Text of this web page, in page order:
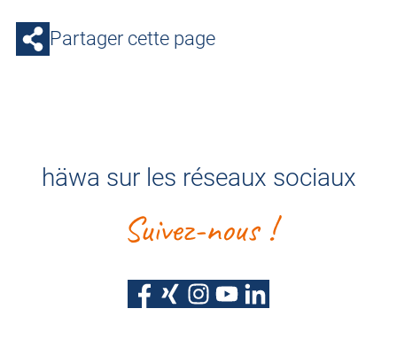
Partager cette page
häwa sur les réseaux sociaux
Suivez-nous !